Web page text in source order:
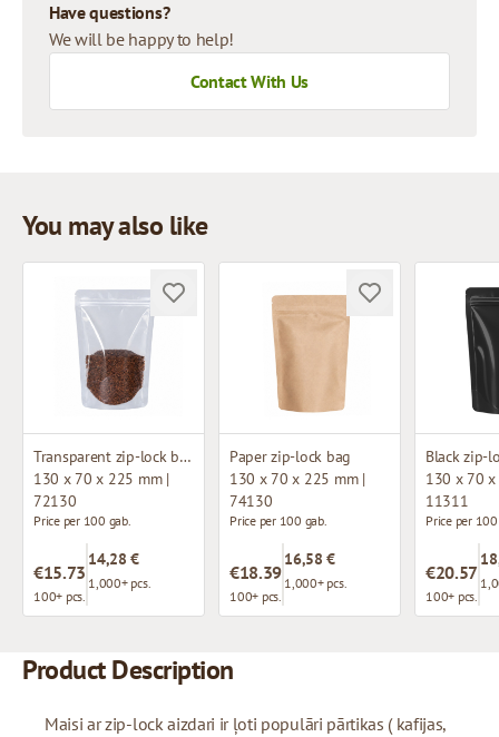
Have questions?
We will be happy to help!
Contact With Us
You may also like
Transparent zip-lock bag
130 x 70 x 225 mm |
72130
Price per 100 gab.
€15.73
100+ pcs.
14,28 €
1,000+ pcs.
Paper zip-lock bag
130 x 70 x 225 mm |
74130
Price per 100 gab.
€18.39
100+ pcs.
16,58 €
1,000+ pcs.
Black zip-
130 x 70
11311
Price per
€20.57
100+ pcs.
Product Description
Maisi ar zip-lock aizdari ir ļoti populāri pārtikas ( kafijas,